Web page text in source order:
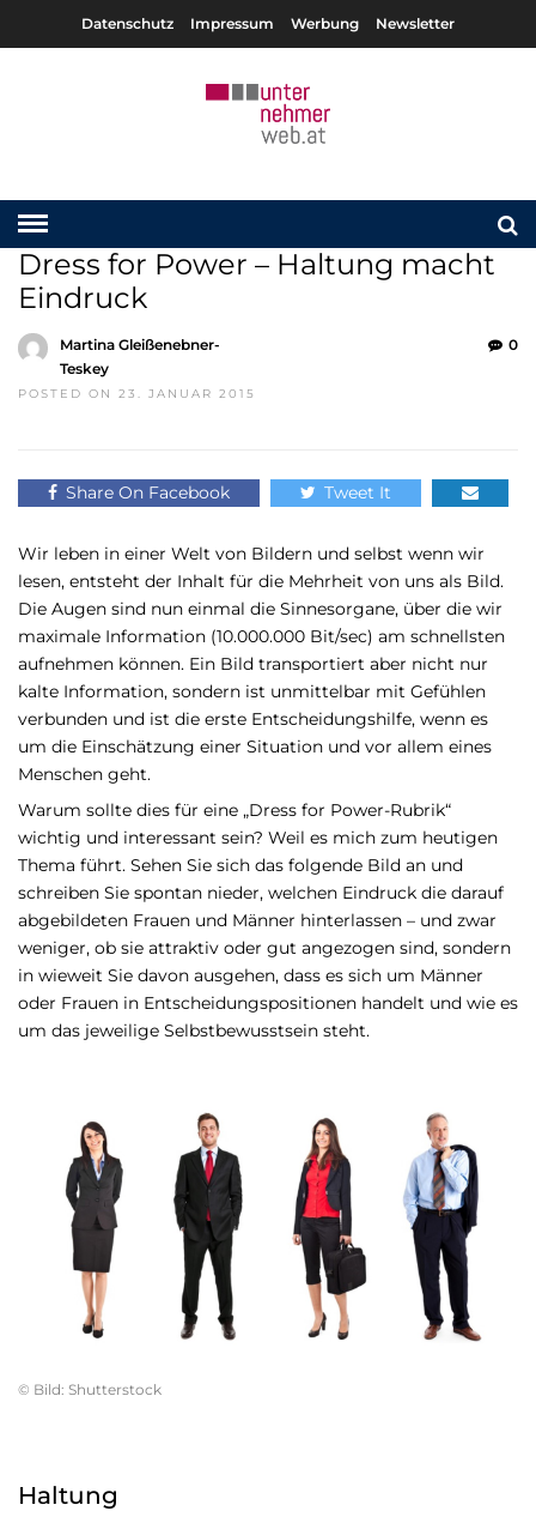
Datenschutz Impressum Werbung Newsletter
Dress for Power – Haltung macht
Eindruck
Martina Gleißenebner-
Teskey
POSTED ON 23. JANUAR 2015
0
Share On Facebook Tweet It
Wir leben in einer Welt von Bildern und selbst wenn wir
lesen, entsteht der Inhalt für die Mehrheit von uns als Bild.
Die Augen sind nun einmal die Sinnesorgane, über die wir
maximale Information (10.000.000 Bit/sec) am schnellsten
aufnehmen können. Ein Bild transportiert aber nicht nur
kalte Information, sondern ist unmittelbar mit Gefühlen
verbunden und ist die erste Entscheidungshilfe, wenn es
um die Einschätzung einer Situation und vor allem eines
Menschen geht.
Warum sollte dies für eine „Dress for Power-Rubrik“
wichtig und interessant sein? Weil es mich zum heutigen
Thema führt. Sehen Sie sich das folgende Bild an und
schreiben Sie spontan nieder, welchen Eindruck die darauf
abgebildeten Frauen und Männer hinterlassen – und zwar
weniger, ob sie attraktiv oder gut angezogen sind, sondern
in wieweit Sie davon ausgehen, dass es sich um Männer
oder Frauen in Entscheidungspositionen handelt und wie es
um das jeweilige Selbstbewusstsein steht.
© Bild: Shutterstock
Haltung